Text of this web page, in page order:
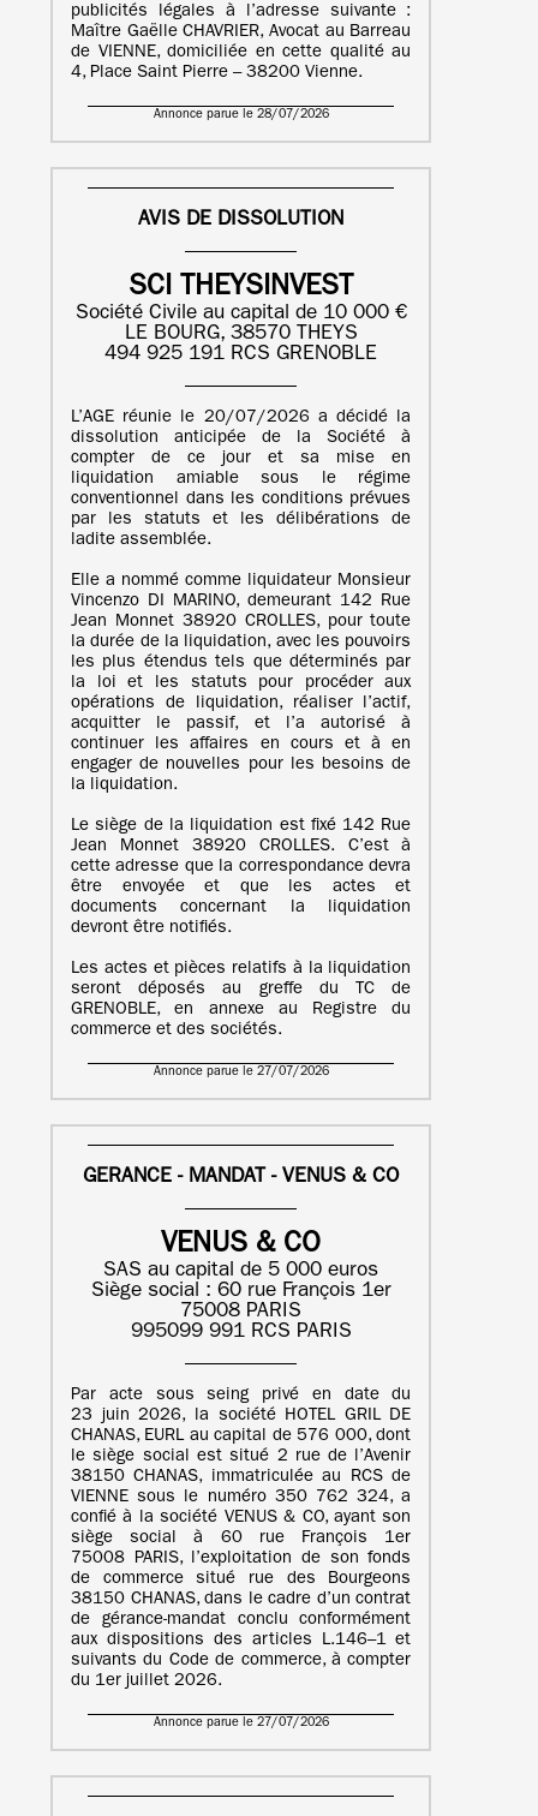
publicités légales à l’adresse suivante :
Maître Gaëlle CHAVRIER, Avocat au Barreau
de VIENNE, domiciliée en cette qualité au
4, Place Saint Pierre – 38200 Vienne.
Annonce parue le 28/07/2026
AVIS DE DISSOLUTION
SCI THEYSINVEST
Société Civile au capital de 10 000 €
LE BOURG, 38570 THEYS
494 925 191 RCS GRENOBLE
L’AGE réunie le 20/07/2026 a décidé la
dissolution anticipée de la Société à
compter de ce jour et sa mise en
liquidation amiable sous le régime
conventionnel dans les conditions prévues
par les statuts et les délibérations de
ladite assemblée.
Elle a nommé comme liquidateur Monsieur
Vincenzo DI MARINO, demeurant 142 Rue
Jean Monnet 38920 CROLLES, pour toute
la durée de la liquidation, avec les pouvoirs
les plus étendus tels que déterminés par
la loi et les statuts pour procéder aux
opérations de liquidation, réaliser l’actif,
acquitter le passif, et l’a autorisé à
continuer les affaires en cours et à en
engager de nouvelles pour les besoins de
la liquidation.
Le siège de la liquidation est fixé 142 Rue
Jean Monnet 38920 CROLLES. C’est à
cette adresse que la correspondance devra
être envoyée et que les actes et
documents concernant la liquidation
devront être notifiés.
Les actes et pièces relatifs à la liquidation
seront déposés au greffe du TC de
GRENOBLE, en annexe au Registre du
commerce et des sociétés.
Annonce parue le 27/07/2026
GERANCE - MANDAT - VENUS & CO
VENUS & CO
SAS au capital de 5 000 euros
Siège social : 60 rue François 1er
75008 PARIS
995099 991 RCS PARIS
Par acte sous seing privé en date du
23 juin 2026, la société HOTEL GRIL DE
CHANAS, EURL au capital de 576 000, dont
le siège social est situé 2 rue de l’Avenir
38150 CHANAS, immatriculée au RCS de
VIENNE sous le numéro 350 762 324, a
confié à la société VENUS & CO, ayant son
siège social à 60 rue François 1er
75008 PARIS, l’exploitation de son fonds
de commerce situé rue des Bourgeons
38150 CHANAS, dans le cadre d’un contrat
de gérance-mandat conclu conformément
aux dispositions des articles L.146–1 et
suivants du Code de commerce, à compter
du 1er juillet 2026.
Annonce parue le 27/07/2026